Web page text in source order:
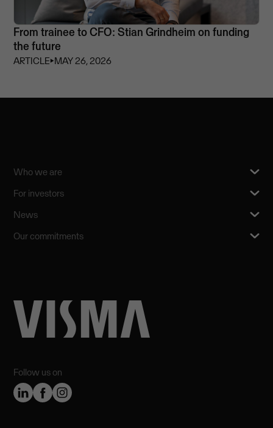
From trainee to CFO: Stian Grindheim on funding
the future
ARTICLE⏵MAY 26, 2026
Follow us on
Who we are
For investors
News
Our commitments